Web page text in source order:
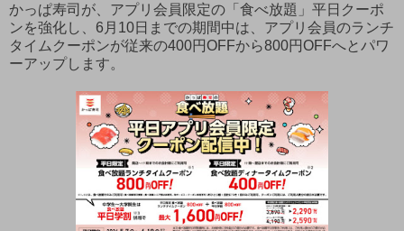
かっぱ寿司が、アプリ会員限定の「食べ放題」平日クーポ
ンを強化し、6月10日までの期間中は、アプリ会員のランチ
タイムクーポンが従来の400円OFFから800円OFFへとパワ
ーアップします。